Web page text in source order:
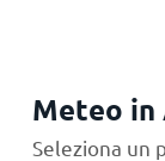
Meteo in
Seleziona un